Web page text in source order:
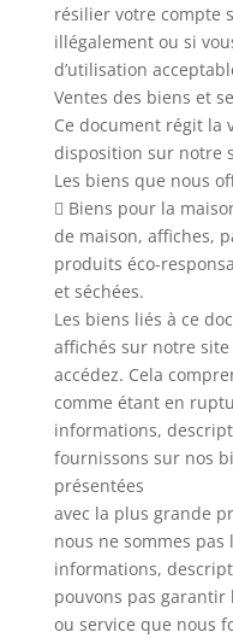
résilier votre compte
illégalement ou si
d’utilisation
Ventes des biens et
Ce document régit la
disposition sur notre
Les biens que nous
 Biens pour la
de maison, affiches,
produits éco-
et séchées.
Les biens liés à ce
affichés sur notre
accédez. Cela
comme étant en
informations,
fournissons sur nos
présentées
avec la plus grande
nous ne sommes
informations,
pouvons pas garantir
ou service que nous